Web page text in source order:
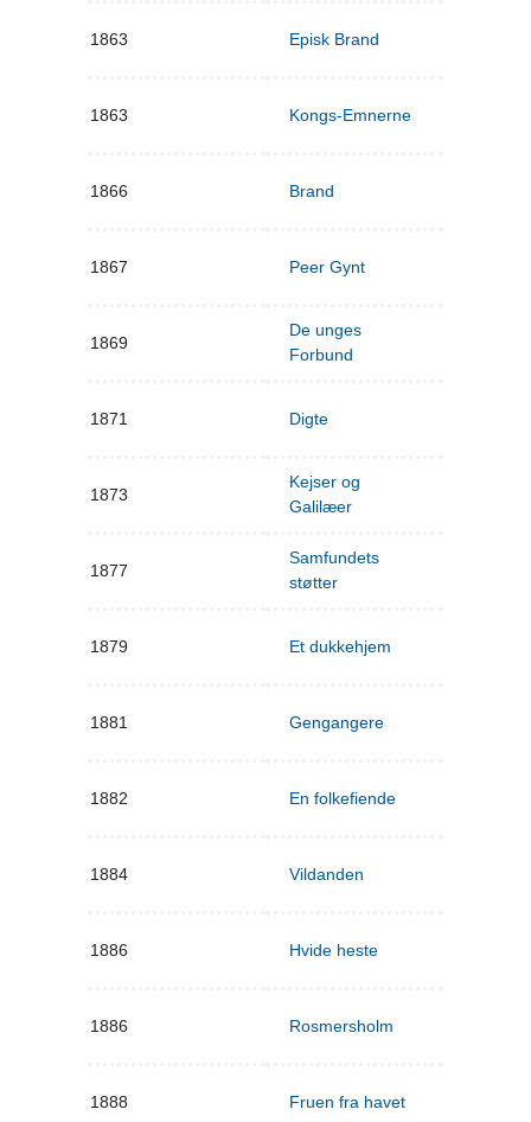
1863 Episk Brand
1863 Kongs-Emnerne
1866 Brand
1867 Peer Gynt
1869
De unges
Forbund
1871 Digte
1873
Kejser og
Galilæer
1877
Samfundets
støtter
1879 Et dukkehjem
1881 Gengangere
1882 En folkefiende
1884 Vildanden
1886 Hvide heste
1886 Rosmersholm
1888 Fruen fra havet